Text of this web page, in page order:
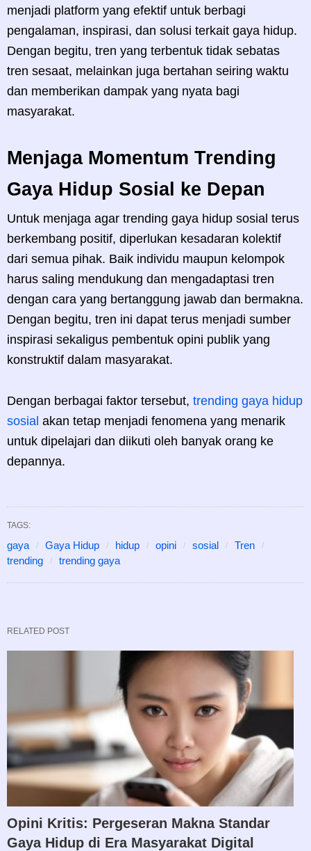
menjadi platform yang efektif untuk berbagi
pengalaman, inspirasi, dan solusi terkait gaya hidup.
Dengan begitu, tren yang terbentuk tidak sebatas
tren sesaat, melainkan juga bertahan seiring waktu
dan memberikan dampak yang nyata bagi
masyarakat.
Menjaga Momentum Trending
Gaya Hidup Sosial ke Depan
Untuk menjaga agar trending gaya hidup sosial terus
berkembang positif, diperlukan kesadaran kolektif
dari semua pihak. Baik individu maupun kelompok
harus saling mendukung dan mengadaptasi tren
dengan cara yang bertanggung jawab dan bermakna.
Dengan begitu, tren ini dapat terus menjadi sumber
inspirasi sekaligus pembentuk opini publik yang
konstruktif dalam masyarakat.
Dengan berbagai faktor tersebut, trending gaya hidup
sosial akan tetap menjadi fenomena yang menarik
untuk dipelajari dan diikuti oleh banyak orang ke
depannya.
TAGS:
gaya Gaya Hidup hidup opini sosial
Tren
trending
trending gaya
RELATED POST
Opini Kritis: Pergeseran Makna Standar
Gaya Hidup di Era Masyarakat Digital